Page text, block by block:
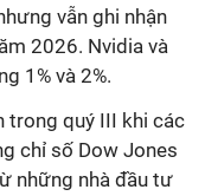
vẫn ghi nhận
2026. Nvidia và
1% và 2%.
trong quý III khi các
chỉ số Dow Jones
những nhà đầu tư